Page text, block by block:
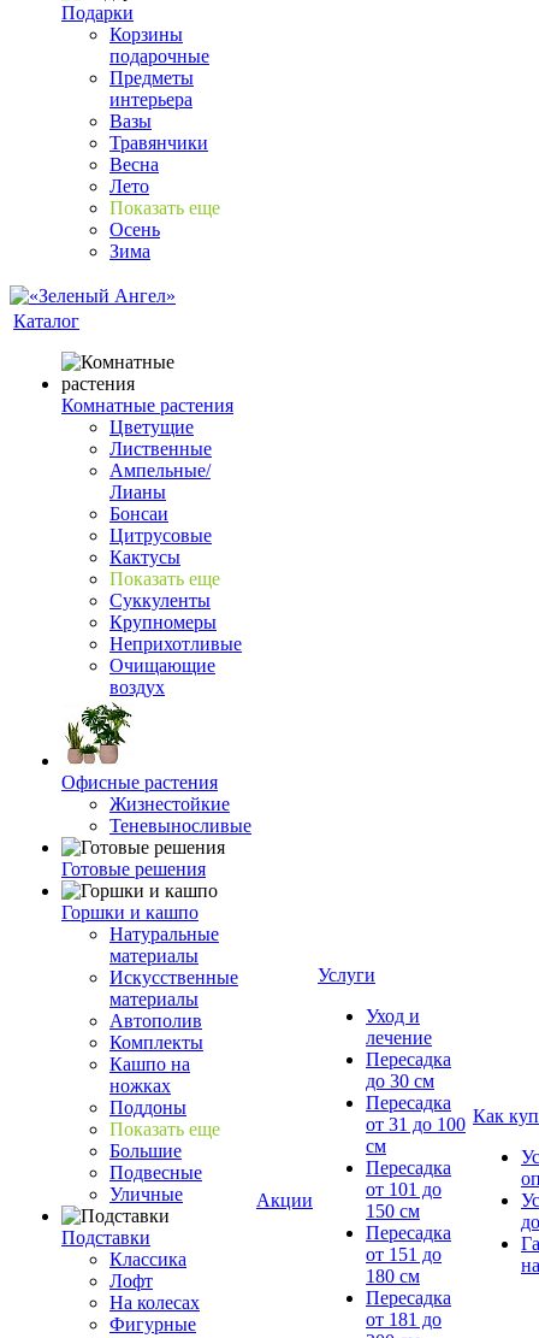
Подарки
Корзины
подарочные
Предметы
интерьера
Вазы
Травянчики
Весна
Лето
Показать еще
Осень
Зима
Каталог
Комнатные растения
Цветущие
Лиственные
Ампельные/
Лианы
Бонсаи
Цитрусовые
Кактусы
Показать еще
Суккуленты
Крупномеры
Неприхотливые
Очищающие
воздух
Офисные растения
Жизнестойкие
Теневыносливые
Готовые решения
Горшки и кашпо
Натуральные
материалы
Искусственные
материалы
Автополив
Комплекты
Кашпо на
ножках
Поддоны
Показать еще
Большие
Подвесные
Уличные
Подставки
Классика
Лофт
На колесах
Фигурные
Акции
Услуги
Уход и
лечение
Пересадка
до 30 см
Пересадка
от 31 до 100
см
Пересадка
от 101 до
150 см
Пересадка
от 151 до
180 см
Пересадка
от 181 до
Как